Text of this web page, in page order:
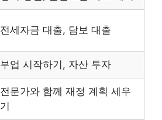
전세자금 대출, 담보 대출
부업 시작하기, 자산 투자
전문가와 함께 재정 계획 세우
기